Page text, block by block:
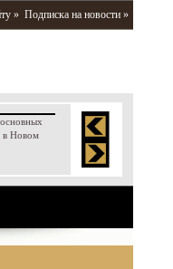
» Подписка на новости »
в Новом